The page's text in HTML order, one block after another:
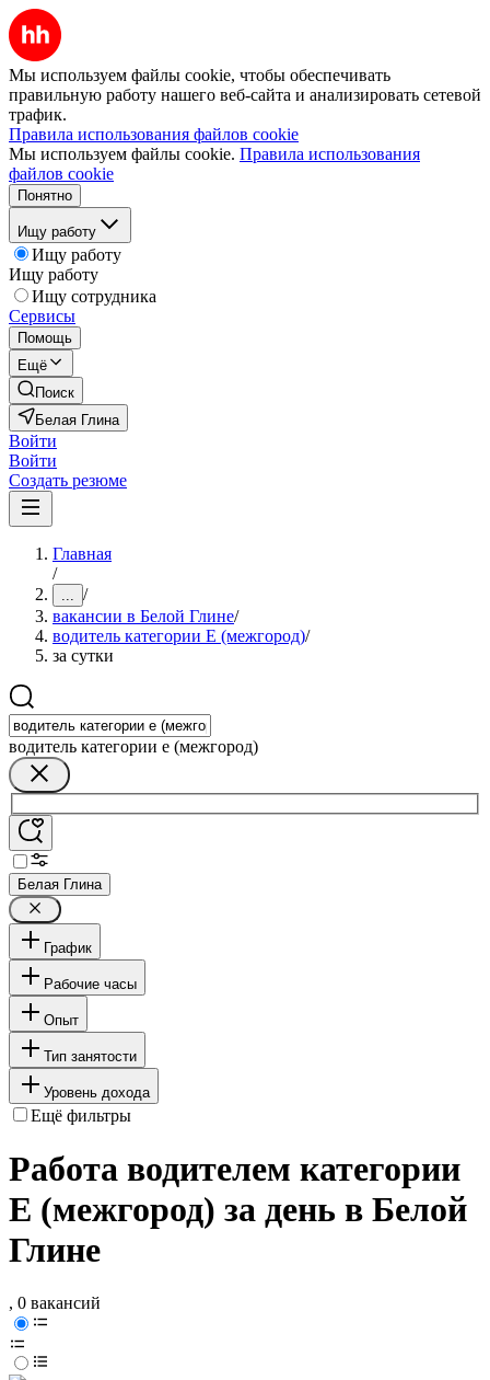
Мы используем файлы cookie, чтобы обеспечивать
правильную работу нашего веб-сайта и анализировать сетевой
трафик.
Правила использования файлов cookie
Мы используем файлы cookie. Правила использования
файлов cookie
Понятно
Ищу работу
Ищу работу
Ищу работу
Ищу сотрудника
Сервисы
Помощь
Ещё
Поиск
Белая Глина
Войти
Войти
Создать резюме
Главная
/
... /
вакансии в Белой Глине/
водитель категории E (межгород)/
за сутки
водитель категории e (межгород)
Белая Глина
График
Рабочие часы
Опыт
Тип занятости
Уровень дохода
Ещё фильтры
Работа водителем категории
E (межгород) за день в Белой
Глине
, 0 вакансий